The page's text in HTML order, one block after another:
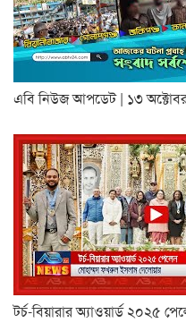
এবি নিউজ আপডেট | ১৩
টর্চ-বিয়ারার অ্যাওয়ার্ড ২০২৫